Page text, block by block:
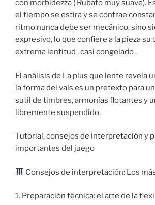
con morbidezza ( Rubato muy suave).
el tiempo se estira y se contrae
ritmo nunca debe ser mecánico, sino
expresivo, lo que confiere a la pieza su
extrema lentitud , casi congelado .
El análisis de La plus que lente revela
la forma del vals es un pretexto para
sutil de timbres, armonías flotantes y
libremente suspendido.
Tutorial, consejos de interpretación y
importantes del juego
Consejos de interpretación: Los
1. Preparación técnica: el arte de la